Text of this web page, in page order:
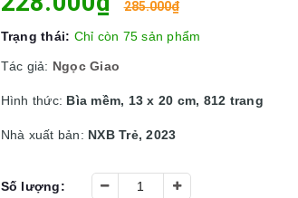
285.000₫
Trạng thái: Chỉ còn 75 sản phẩm
Tác giả: Ngọc Giao
Hình thức: Bìa mềm, 13 x 20 cm, 812 trang
Nhà xuất bản: NXB Trẻ, 2023
Số lượng: